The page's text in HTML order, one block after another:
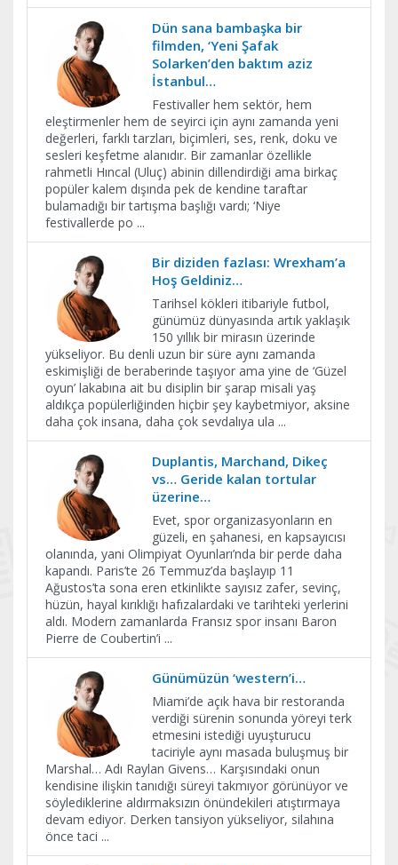
Dün sana bambaşka bir
filmden, ‘Yeni Şafak
Solarken’den baktım aziz
İstanbul…
Festivaller hem sektör, hem
eleştirmenler hem de seyirci için aynı zamanda yeni
değerleri, farklı tarzları, biçimleri, ses, renk, doku ve
sesleri keşfetme alanıdır. Bir zamanlar özellikle
rahmetli Hıncal (Uluç) abinin dillendirdiği ama birkaç
popüler kalem dışında pek de kendine taraftar
bulamadığı bir tartışma başlığı vardı; ‘Niye
festivallerde po ...
Bir diziden fazlası: Wrexham’a
Hoş Geldiniz…
Tarihsel kökleri itibariyle futbol,
günümüz dünyasında artık yaklaşık
150 yıllık bir mirasın üzerinde
yükseliyor. Bu denli uzun bir süre aynı zamanda
eskimişliği de beraberinde taşıyor ama yine de ‘Güzel
oyun’ lakabına ait bu disiplin bir şarap misali yaş
aldıkça popülerliğinden hiçbir şey kaybetmiyor, aksine
daha çok insana, daha çok sevdalıya ula ...
Duplantis, Marchand, Dikeç
vs… Geride kalan tortular
üzerine…
Evet, spor organizasyonların en
güzeli, en şahanesi, en kapsayıcısı
olanında, yani Olimpiyat Oyunları’nda bir perde daha
kapandı. Paris’te 26 Temmuz’da başlayıp 11
Ağustos’ta sona eren etkinlikte sayısız zafer, sevinç,
hüzün, hayal kırıklığı hafızalardaki ve tarihteki yerlerini
aldı. Modern zamanlarda Fransız spor insanı Baron
Pierre de Coubertin’i ...
Günümüzün ‘western’i…
Miami’de açık hava bir restoranda
verdiği sürenin sonunda yöreyi terk
etmesini istediği uyuşturucu
taciriyle aynı masada buluşmuş bir
Marshal… Adı Raylan Givens… Karşısındaki onun
kendisine ilişkin tanıdığı süreyi takmıyor görünüyor ve
söylediklerine aldırmaksızın önündekileri atıştırmaya
devam ediyor. Derken tansiyon yükseliyor, silahına
önce taci ...